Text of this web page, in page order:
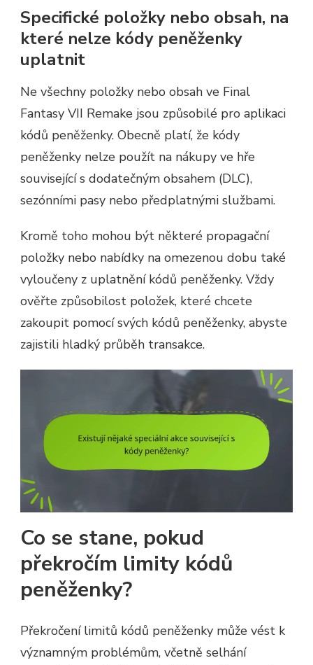
Specifické položky nebo obsah, na
které nelze kódy peněženky
uplatnit
Ne všechny položky nebo obsah ve Final
Fantasy VII Remake jsou způsobilé pro aplikaci
kódů peněženky. Obecně platí, že kódy
peněženky nelze použít na nákupy ve hře
související s dodatečným obsahem (DLC),
sezónními pasy nebo předplatnými službami.
Kromě toho mohou být některé propagační
položky nebo nabídky na omezenou dobu také
vyloučeny z uplatnění kódů peněženky. Vždy
ověřte způsobilost položek, které chcete
zakoupit pomocí svých kódů peněženky, abyste
zajistili hladký průběh transakce.
Co se stane, pokud
překročím limity kódů
peněženky?
Překročení limitů kódů peněženky může vést k
významným problémům, včetně selhání